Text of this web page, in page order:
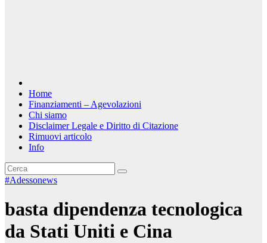
Home
Finanziamenti – Agevolazioni
Chi siamo
Disclaimer Legale e Diritto di Citazione
Rimuovi articolo
Info
#Adessonews
basta dipendenza tecnologica
da Stati Uniti e Cina